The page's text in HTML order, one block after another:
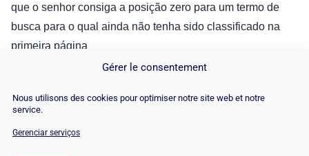
Gérer le consentement
Nous utilisons des cookies pour optimiser notre site web et notre
service.
Gerenciar serviços
que o senhor consiga a posição zero para um termo de
busca para o qual ainda não tenha sido classificado na
primeira página
é otimizar os artigos existentes para os quais o senhor já
está classificado. Identifique seus artigos de melhor
desempenho e compreenda as buscas que lhe são feitas.